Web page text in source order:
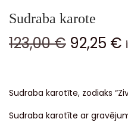
Sudraba karote
123,00€ 92,25 €
Sudraba karotīte, zodiaks
Sudraba karotīte ar